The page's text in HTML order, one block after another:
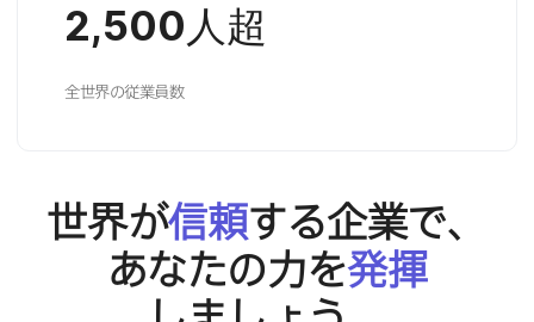
2,500人超
全世界の​従業員数
世界が信頼する​企業で、​
あなたの力を発揮